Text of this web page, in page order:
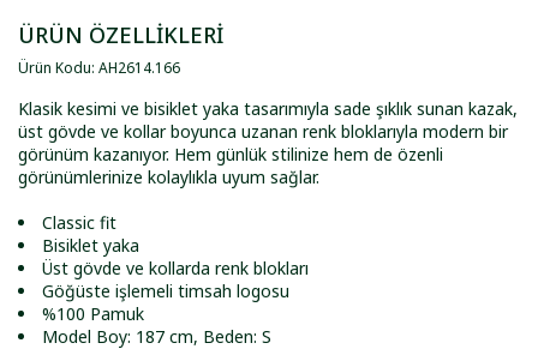
ÜRÜN ÖZELLİKLERİ
Ürün Kodu: AH2614.166
Klasik kesimi ve bisiklet yaka tasarımıyla sade şıklık sunan kazak,
üst gövde ve kollar boyunca uzanan renk bloklarıyla modern bir
görünüm kazanıyor. Hem günlük stilinize hem de özenli
görünümlerinize kolaylıkla uyum sağlar.
Classic fit
Bisiklet yaka
Üst gövde ve kollarda renk blokları
Göğüste işlemeli timsah logosu
%100 Pamuk
Model Boy: 187 cm, Beden: S